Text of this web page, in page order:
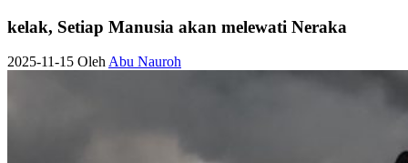
kelak, Setiap Manusia akan melewati Neraka
2025-11-15 OlehAbu Nauroh